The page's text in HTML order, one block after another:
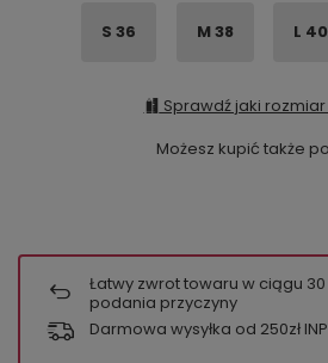
S 36 M 38 L 40
Sprawdź jaki
Możesz kupić także
Łatwy zwrot towaru w ciągu 30
podania przyczyny
Darmowa wysyłka od 250zł